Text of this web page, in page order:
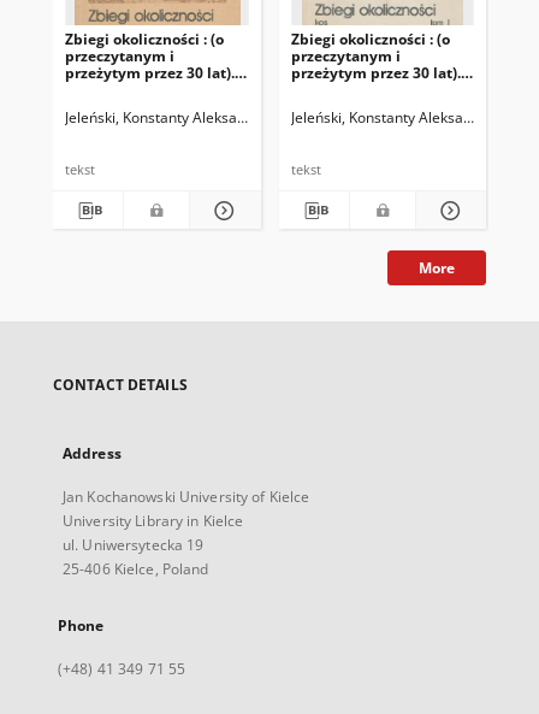
Zbiegi okoliczności : (o
przeczytanym i
przeżytym przez 30 lat).
Jeleński, Konstanty Aleksander (1922-1987) Kłoczowski, Piotr (1949- )
tekst
Zbiegi okoliczności : (o
przeczytanym i
przeżytym przez 30 lat).
Jeleński, Konstanty Aleksander
tekst
More
CONTACT DETAILS
Address
Jan Kochanowski University of Kielce
University Library in Kielce
ul. Uniwersytecka 19
25-406 Kielce, Poland
Phone
(+48) 41 349 71 55